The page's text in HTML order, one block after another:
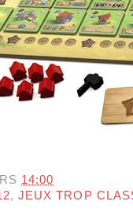
14:00
,JEUX TROP